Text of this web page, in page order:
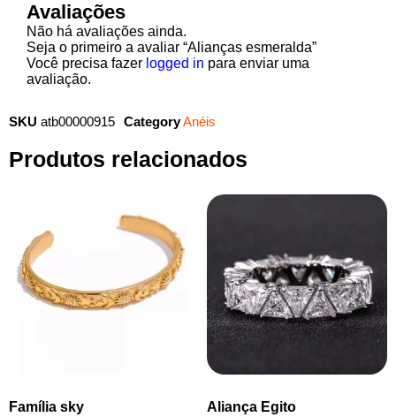
Avaliações
Não há avaliações ainda.
Seja o primeiro a avaliar “Alianças esmeralda”
Você precisa fazer logged in para enviar uma
avaliação.
SKU atb00000915 CategoryAnéis
Produtos relacionados
Família sky Aliança Egito